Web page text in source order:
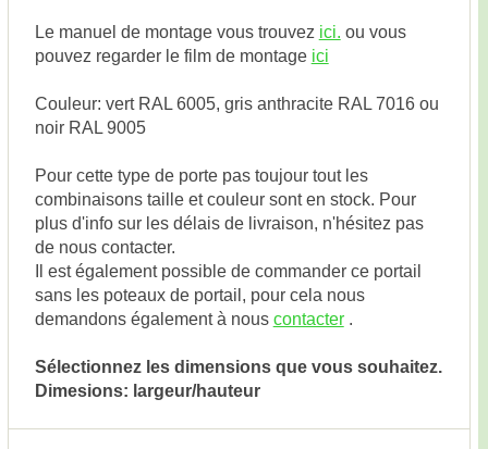
Le manuel de montage vous trouvez ici. ou vous
pouvez regarder le film de montage ici
Couleur: vert RAL 6005, gris anthracite RAL 7016 ou
noir RAL 9005
Pour cette type de porte pas toujour tout les
combinaisons taille et couleur sont en stock. Pour
plus d'info sur les délais de livraison, n'hésitez pas
de nous contacter.
Il est également possible de commander ce portail
sans les poteaux de portail, pour cela nous
demandons également à nous contacter.
Sélectionnez les dimensions que vous souhaitez.
Dimesions: largeur/hauteur